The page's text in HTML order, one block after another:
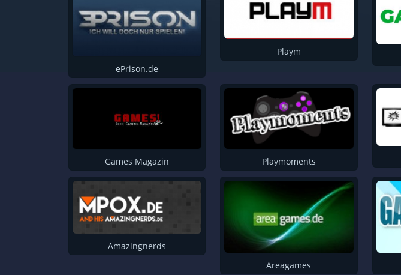
Next Gamer
Zock Around The Clock
GamersCheck
Nat Games
Mighty
insidegames
PC Games Databse
PS4
ePrison.de
Games
Playmoments
Amazingnerds
Games Mag
ePrison.de
Playm
Games Magazin Playmoments
Amazingnerds
Areagames